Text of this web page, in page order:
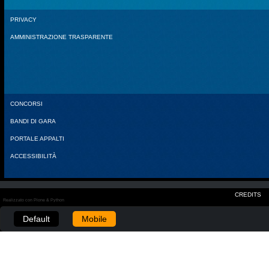
PRIVACY
AMMINISTRAZIONE TRASPARENTE
CONCORSI
BANDI DI GARA
PORTALE APPALTI
ACCESSIBILITÀ
CREDITS
Realizzato con Plone & Python
Default Mobile